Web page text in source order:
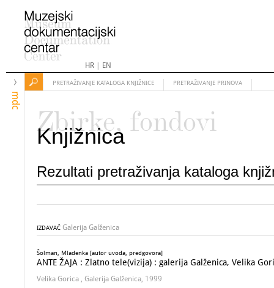
HR| EN
mdc
PRETRAŽIVANJE KATALOGA KNJIŽNICE PRETRAŽIVANJE PRINOVA
Zbirke, fondovi
Knjižnica
Rezultati pretraživanja kataloga
IZDAVAČ Galerija Galženica
Šolman, Mladenka [autor uvoda, predgovora]
ANTE ŽAJA : Zlatno tele(vizija) : galerija Galženica, Velika
Velika Gorica , Galerija Galženica, 1999